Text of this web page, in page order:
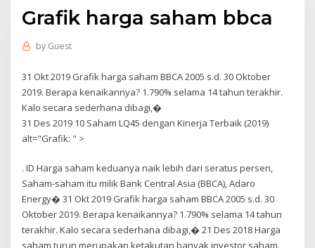
Grafik harga saham bbca
by Guest
31 Okt 2019 Grafik harga saham BBCA 2005 s.d. 30 Oktober
2019. Berapa kenaikannya? 1.790% selama 14 tahun terakhir.
Kalo secara sederhana dibagi,�
31 Des 2019 10 Saham LQ45 dengan Kinerja Terbaik (2019)
alt="Grafik: " >
. ID Harga saham keduanya naik lebih dari seratus persen,
Saham-saham itu milik Bank Central Asia (BBCA), Adaro
Energy� 31 Okt 2019 Grafik harga saham BBCA 2005 s.d. 30
Oktober 2019. Berapa kenaikannya? 1.790% selama 14 tahun
terakhir. Kalo secara sederhana dibagi,� 21 Des 2018 Harga
saham turun merupakan ketakutan banyak investor saham.